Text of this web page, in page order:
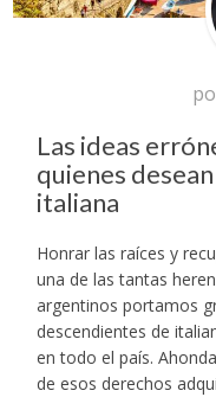
Las ideas
quienes
italiana
Honrar las raíces y
una de las tantas
argentinos portamos
descendientes de
en todo el país.
de esos derechos